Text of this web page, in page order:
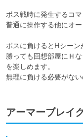
ボス戦時に発生するコマ
普通に操作する他にオー
ボスに負けるとHシーン
勝っても回想部屋にＨ
を楽しめます。
無理に負ける必要がない
アーマーブレイ